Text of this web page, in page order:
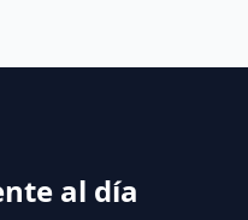
al día